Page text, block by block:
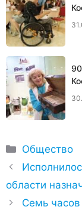
Рубрики
Общество
области
Семь